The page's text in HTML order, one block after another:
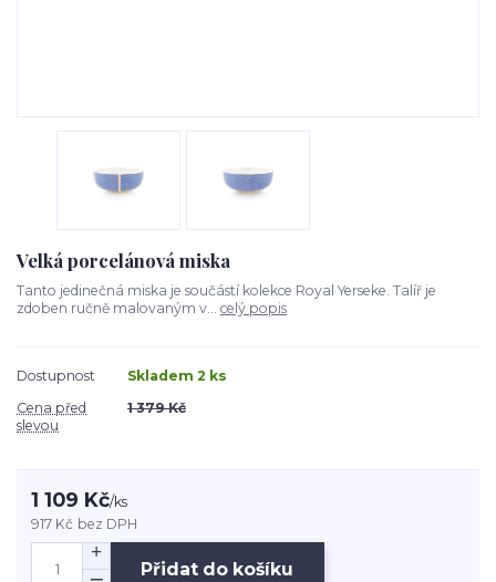
Velká porcelánová miska
Tanto jedinečná miska je součástí kolekce Royal Yerseke. Talíř je
zdoben ručně malovaným v... celý popis
Dostupnost
Skladem 2 ks
Cena před
slevou
1 379 Kč
1 109 Kč/ks
917 Kč bez DPH
Přidat do košíku